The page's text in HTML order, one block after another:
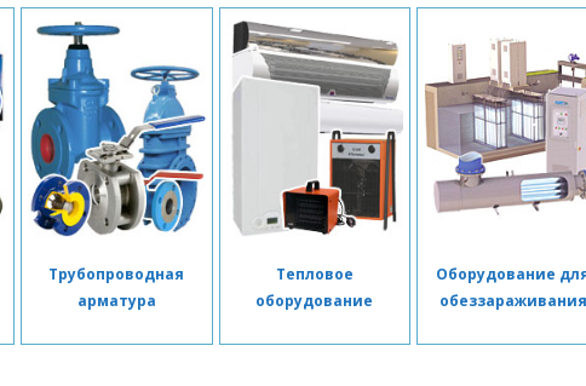
Трубопроводная
арматура
Тепловое
оборудование
Оборудование
обеззараживания